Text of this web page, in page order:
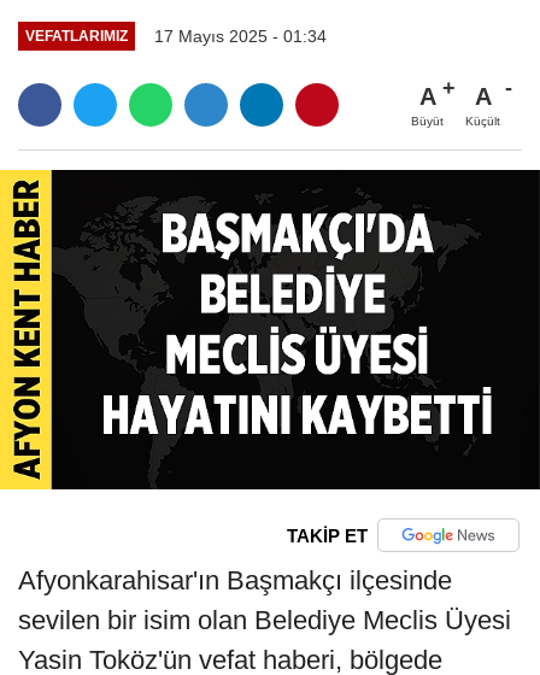
VEFATLARIMIZ 17 Mayıs 2025 - 01:34
A
Büyüt
A
Küçült
TAKİP ET
Afyonkarahisar'ın Başmakçı ilçesinde
sevilen bir isim olan Belediye Meclis Üyesi
Yasin Toköz'ün vefat haberi, bölgede